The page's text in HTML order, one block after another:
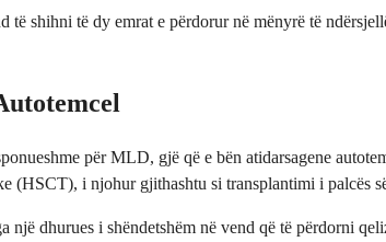
shihni të dy emrat e përdorur në mënyrë të
për MLD, gjë që e bën atidarsagene
(HSCT), i njohur gjithashtu si transplantimi i palcës
një dhurues i shëndetshëm në vend që të përdorni